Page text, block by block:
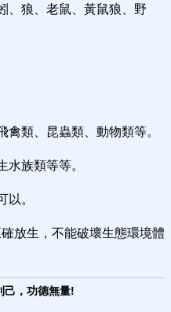
、狼、老鼠、黃鼠狼、野
禽類、昆蟲類、動物類等。
水族類等等。
以。
放生，不能破壞生態環境體
己，功德無量!